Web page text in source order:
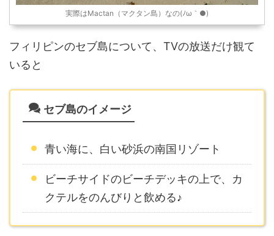
実際はMactan（マクタン島）なの(ﾉω｀●)
フィリピンのセブ島について、TVの放送だけ観て
いると
セブ島のイメージ
青い海に、白い砂浜の南国リゾート
ビーチサイドのビーチデッキの上で、カ
クテルをのんびりと飲める♪